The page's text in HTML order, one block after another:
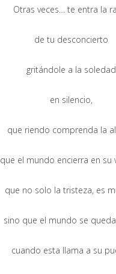
Otras veces… te entra la
de tu desconcierto
gritándole a la soledad
en silencio,
que riendo comprenda la
que el mundo encierra en su
que no solo la tristeza, es
sino que el mundo se
cuando esta llama a su